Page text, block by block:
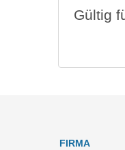
Gültig
FIRMA